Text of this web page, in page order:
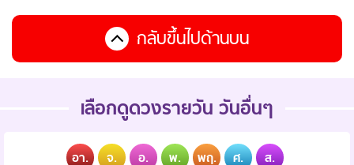
กลับขึ้นไปด้านบน
เลือกดูดวงรายวัน วันอื่นๆ
อา. จ. อ. พ. พฤ. ศ. ส.